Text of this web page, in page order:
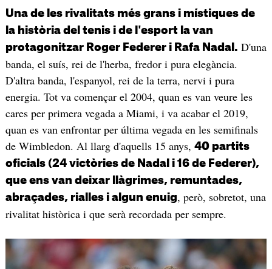
Una de les rivalitats més grans i místiques de
la història del tenis i de l'esport la van
protagonitzar Roger Federer i Rafa Nadal. D'una
banda, el suís, rei de l'herba, fredor i pura elegància.
D'altra banda, l'espanyol, rei de la terra, nervi i pura
energia. Tot va començar el 2004, quan es van veure les
cares per primera vegada a Miami, i va acabar el 2019,
quan es van enfrontar per última vegada en les semifinals
de Wimbledon. Al llarg d'aquells 15 anys, 40 partits
oficials (24 victòries de Nadal i 16 de Federer),
que ens van deixar llàgrimes, remuntades,
abraçades, rialles i algun enuig, però, sobretot, una
rivalitat històrica i que serà recordada per sempre.